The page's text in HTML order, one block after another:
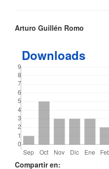
Contenido
principal
del
artículo
Arturo Guillén Romo
Downloads
Compartir en: